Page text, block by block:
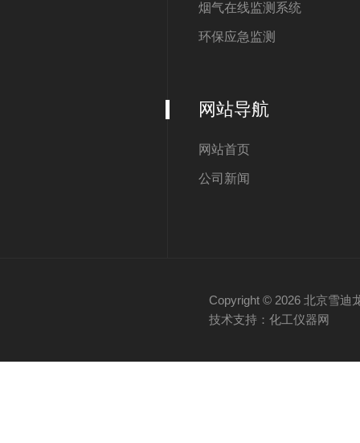
烟气在线监测系统
环保应急监测
网站导航
网站首页
公司新闻
Copyright © 2026 北京雪迪
技术支持：化工仪器网